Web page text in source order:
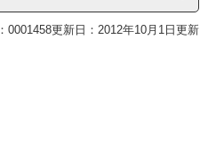
0001458更新日：2012年10月1日更新